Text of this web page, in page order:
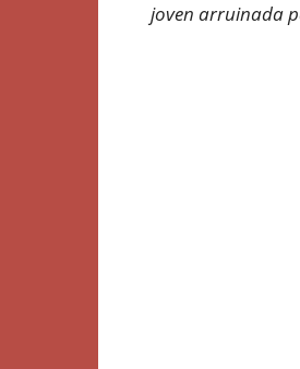
joven arruinada